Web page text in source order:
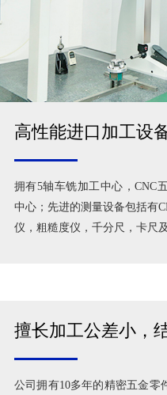
高性能进口加工设
拥有5轴车铣加工中心，CNC
中心；先进的测量设备包括有
仪，粗糙度仪，千分尺，卡尺
擅长加工公差小，
公司拥有10多年的精密五金零